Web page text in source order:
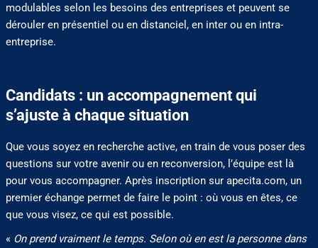
modulables selon les besoins des entreprises et peuvent se
dérouler en présentiel ou en distanciel, en inter ou en intra-
entreprise.
Candidats : un accompagnement qui
s’ajuste à chaque situation
Que vous soyez en recherche active, en train de vous poser des
questions sur votre avenir ou en reconversion, l’équipe est là
pour vous accompagner. Après inscription sur apecita.com, un
premier échange permet de faire le point : où vous en êtes, ce
que vous visez, ce qui est possible.
« On prend vraiment le temps. Selon où en est la personne dans